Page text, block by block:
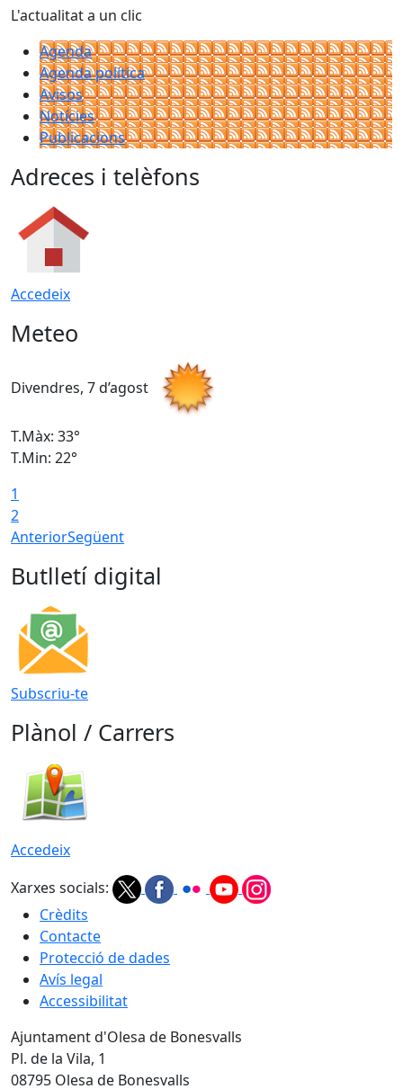
L'actualitat a un clic
Agenda
Agenda política
Avisos
Notícies
Publicacions
Adreces i telèfons
Accedeix
Meteo
Divendres, 7 d’agost
T.Màx: 33°
T.Min: 22°
1
2
AnteriorSegüent
Butlletí digital
Subscriu-te
Plànol / Carrers
Accedeix
Xarxes socials:
Crèdits
Contacte
Protecció de dades
Avís legal
Accessibilitat
Ajuntament d'Olesa de Bonesvalls
Pl. de la Vila, 1
08795 Olesa de Bonesvalls